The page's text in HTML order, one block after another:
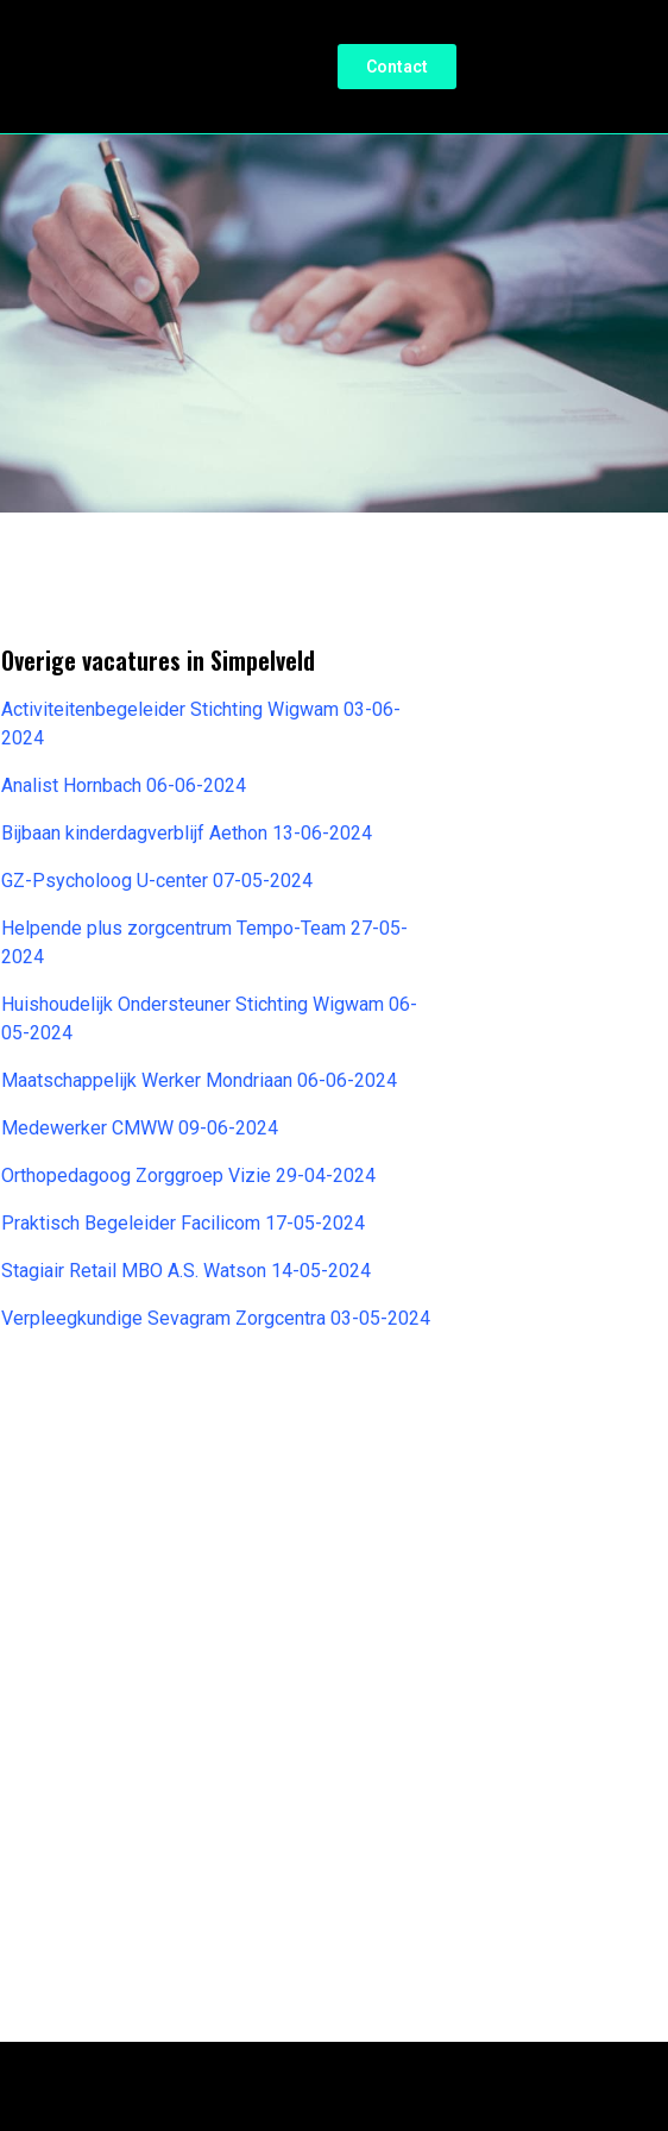
Contact
Overige vacatures in Simpelveld
Activiteitenbegeleider Stichting Wigwam 03-06-
2024
Analist Hornbach 06-06-2024
Bijbaan kinderdagverblijf Aethon 13-06-2024
GZ-Psycholoog U-center 07-05-2024
Helpende plus zorgcentrum Tempo-Team 27-05-
2024
Huishoudelijk Ondersteuner Stichting Wigwam 06-
05-2024
Maatschappelijk Werker Mondriaan 06-06-2024
Medewerker CMWW 09-06-2024
Orthopedagoog Zorggroep Vizie 29-04-2024
Praktisch Begeleider Facilicom 17-05-2024
Stagiair Retail MBO A.S. Watson 14-05-2024
Verpleegkundige Sevagram Zorgcentra 03-05-2024